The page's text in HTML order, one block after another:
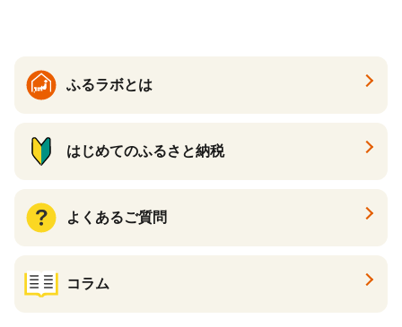
ふるラボとは
はじめてのふるさと納税
よくあるご質問
コラム